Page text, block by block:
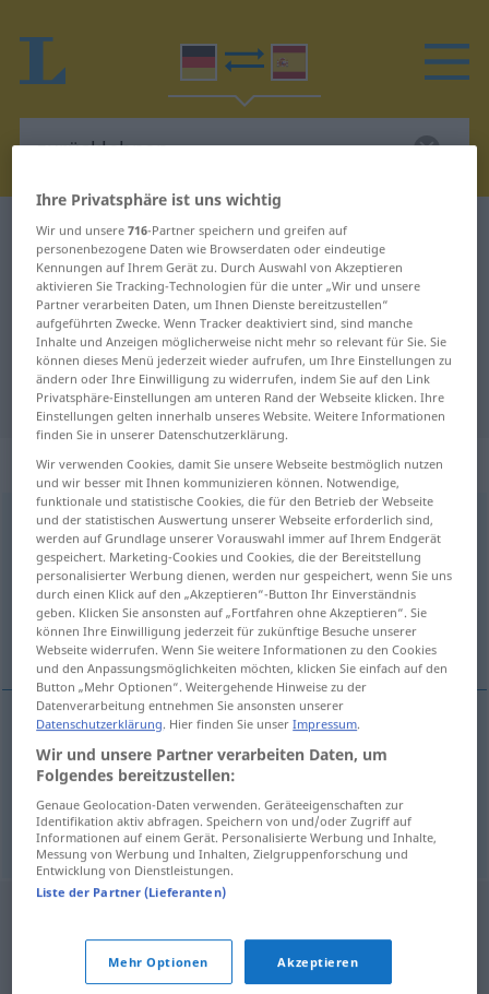
Deutsch-Spanisch Wörterbuch zurücklehnen
Deutsch-Spanisch Übersetzung für
"zurücklehnen"
"zurücklehnen" Spanisch
Übersetzung
„zurücklehnen“: reflexives Verb
zurücklehnenv/r <sep>
Übersicht aller Übersetzungen
(Für mehr Details die Übersetzung anklicken/antippen)
recostarse
Beispiele
sich zurücklehnen
recostarse
Ihre Privatsphäre ist uns wichtig
Wir und unsere716-Partner speichern und greifen auf
personenbezogene Daten wie Browserdaten oder eindeutige
Kennungen auf Ihrem Gerät zu. Durch Auswahl von Akzeptieren
aktivieren Sie Tracking-Technologien für die unter „Wir und unsere
Partner verarbeiten Daten, um Ihnen Dienste bereitzustellen“
aufgeführten Zwecke. Wenn Tracker deaktiviert sind, sind manche
Inhalte und Anzeigen möglicherweise nicht mehr so relevant für Sie. Sie
können dieses Menü jederzeit wieder aufrufen, um Ihre Einstellungen zu
ändern oder Ihre Einwilligung zu widerrufen, indem Sie auf den Link
Privatsphäre-Einstellungen am unteren Rand der Webseite klicken. Ihre
Einstellungen gelten innerhalb unseres Website. Weitere Informationen
finden Sie in unserer Datenschutzerklärung.
Wir verwenden Cookies, damit Sie unsere Webseite bestmöglich nutzen
und wir besser mit Ihnen kommunizieren können. Notwendige,
funktionale und statistische Cookies, die für den Betrieb der Webseite
und der statistischen Auswertung unserer Webseite erforderlich sind,
werden auf Grundlage unserer Vorauswahl immer auf Ihrem Endgerät
gespeichert. Marketing-Cookies und Cookies, die der Bereitstellung
personalisierter Werbung dienen, werden nur gespeichert, wenn Sie uns
durch einen Klick auf den „Akzeptieren“-Button Ihr Einverständnis
geben. Klicken Sie ansonsten auf „Fortfahren ohne Akzeptieren“. Sie
können Ihre Einwilligung jederzeit für zukünftige Besuche unserer
Webseite widerrufen. Wenn Sie weitere Informationen zu den Cookies
und den Anpassungsmöglichkeiten möchten, klicken Sie einfach auf den
Button „Mehr Optionen“. Weitergehende Hinweise zu der
Datenverarbeitung entnehmen Sie ansonsten unserer
Datenschutzerklärung. Hier finden Sie unserImpressum.
Wir und unsere Partner verarbeiten Daten, um
Folgendes bereitzustellen:
Genaue Geolocation-Daten verwenden. Geräteeigenschaften zur
Identifikation aktiv abfragen. Speichern von und/oder Zugriff auf
Informationen auf einem Gerät. Personalisierte Werbung und Inhalte,
Messung von Werbung und Inhalten, Zielgruppenforschung und
Entwicklung von Dienstleistungen.
Liste der Partner (Lieferanten)
Mehr Optionen Akzeptieren